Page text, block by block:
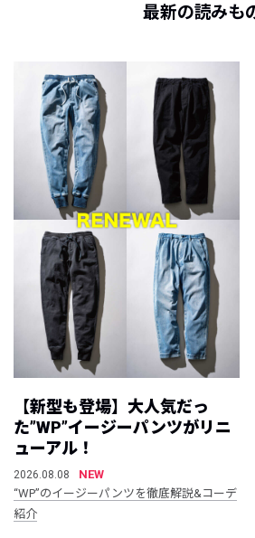
最新の読みも
【新型も登場】大人気だっ
た”WP”イージーパンツがリニ
ューアル！
2026.08.08
NEW
“WP”のイージーパンツを徹底解説&コーデ
紹介